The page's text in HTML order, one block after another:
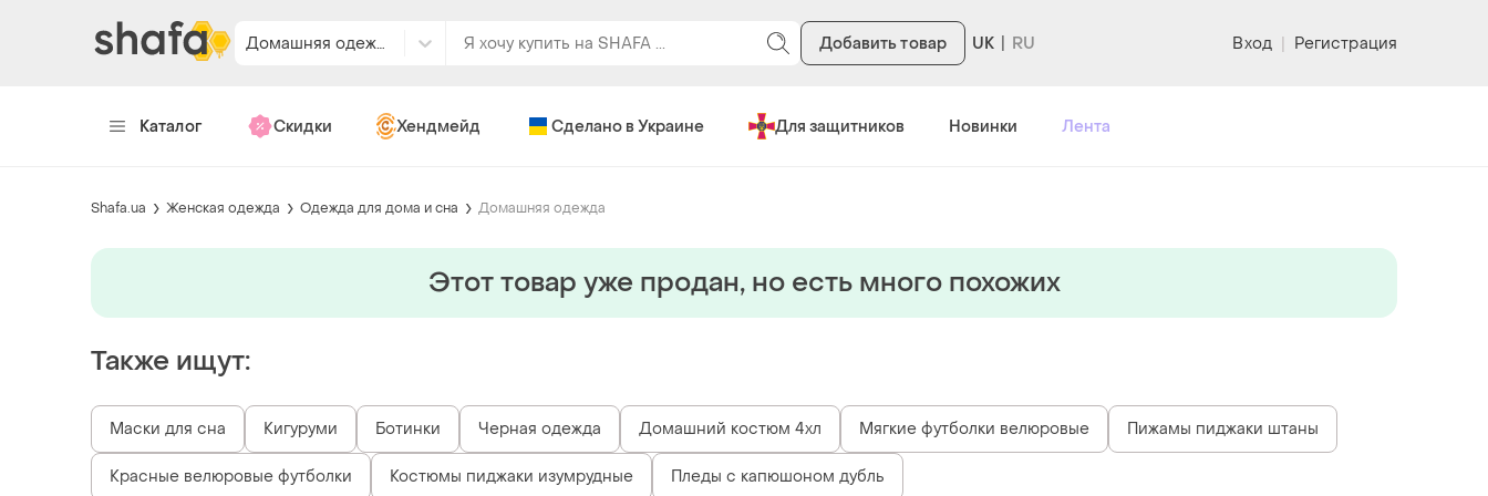
Домашняя одежда Добавить товар UK Вход | Регистрация
Каталог Скидки Хендмейд Сделано в Украине Для защитников Новинки Лента
Shafa.ua Женская одежда Одежда для дома и сна Домашняя одежда
Этот товар уже продан, но есть много похожих
Также ищут:
Маски для сна Кигуруми Ботинки Черная одежда Домашний костюм 4хл Мягкие футболки велюровые Пижамы пиджаки штаны
Красные велюровые футболки Костюмы пиджаки изумрудные Пледы с капюшоном дубль